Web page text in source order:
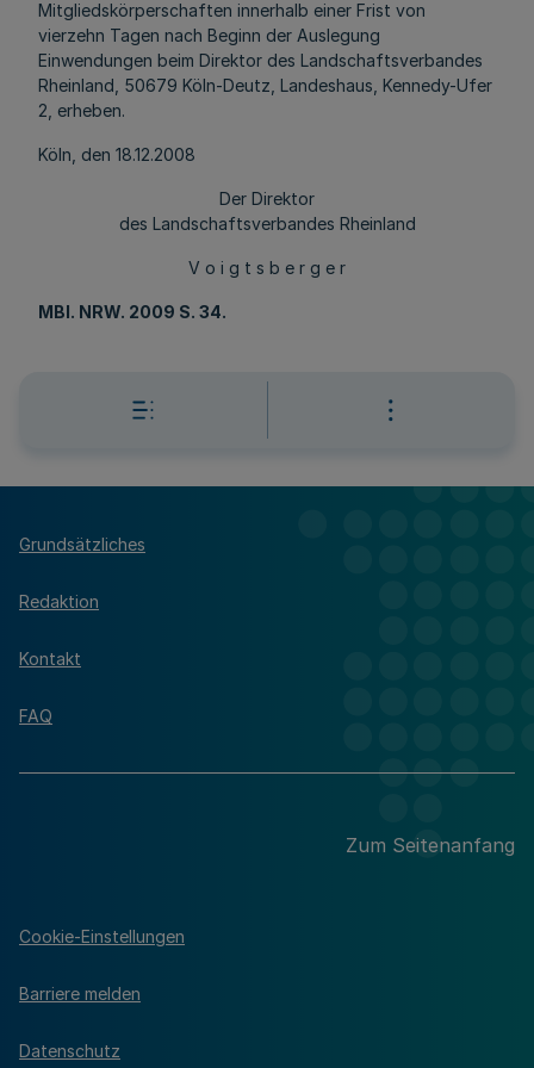
Mitgliedskörperschaften innerhalb einer Frist von
vierzehn Tagen nach Beginn der Auslegung
Einwendungen beim Direktor des Landschaftsverbandes
Rheinland, 50679 Köln-Deutz, Landeshaus, Kennedy-Ufer
2, erheben.
Köln, den 18.12.2008
Der Direktor
des Landschaftsverbandes Rheinland
V o i g t s b e r g e r
MBl. NRW. 2009 S. 34.
Grundsätzliches
Redaktion
Kontakt
FAQ
Zum Seitenanfang
Cookie-Einstellungen
Barriere melden
Datenschutz